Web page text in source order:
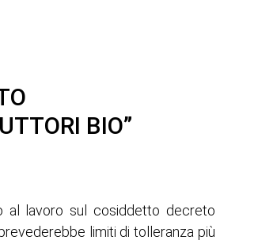
BIO”
al lavoro sul cosiddetto decreto
limiti di tolleranza più